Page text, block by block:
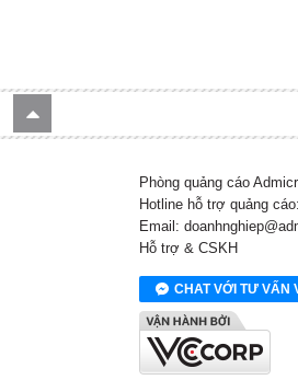
Phòng quảng cáo
Hotline hỗ trợ quảng cáo:
Email:
Hỗ trợ & CSKH
CHAT VỚI TƯ VẤN